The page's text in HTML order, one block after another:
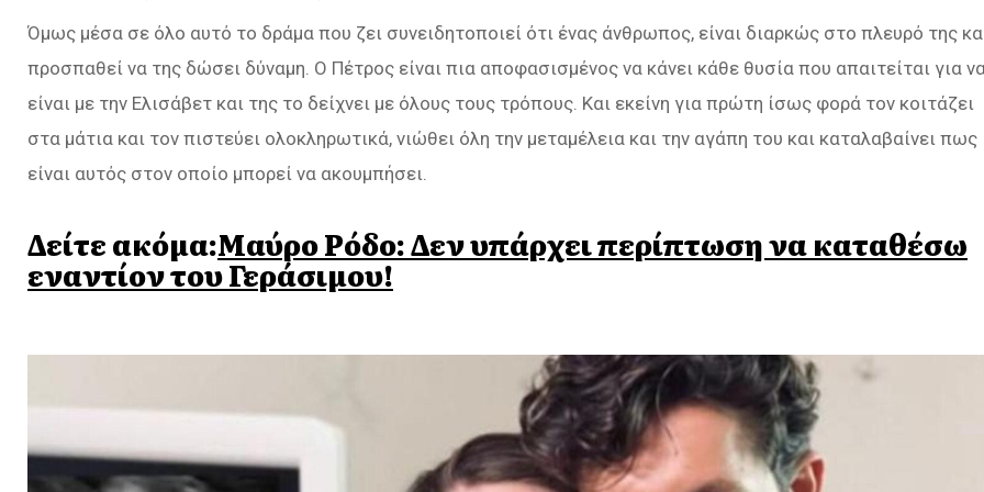
Όμως μέσα σε όλο αυτό το δράμα που ζει συνειδητοποιεί ότι ένας άνθρωπος, είναι διαρκώς στο πλευρό της
προσπαθεί να της δώσει δύναμη. Ο Πέτρος είναι πια αποφασισμένος να κάνει κάθε θυσία που απαιτείται για
είναι με την Ελισάβετ και της το δείχνει με όλους τους τρόπους. Και εκείνη για πρώτη ίσως φορά τον κοιτάζει
στα μάτια και τον πιστεύει ολοκληρωτικά, νιώθει όλη την μεταμέλεια και την αγάπη του και καταλαβαίνει πως
είναι αυτός στον οποίο μπορεί να ακουμπήσει.
Δείτε ακόμα:Μαύρο Ρόδο: Δεν υπάρχει περίπτωση να καταθέσω
εναντίον του Γεράσιμου!